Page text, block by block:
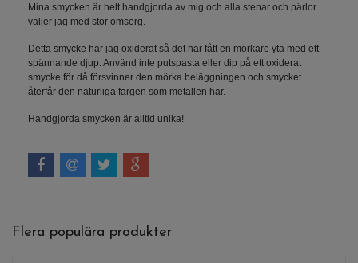
Mina smycken är helt handgjorda av mig och alla stenar och pärlor
väljer jag med stor omsorg.
Detta smycke har jag oxiderat så det har fått en mörkare yta med ett
spännande djup. Använd inte putspasta eller dip på ett oxiderat
smycke för då försvinner den mörka beläggningen och smycket
återfår den naturliga färgen som metallen har.
Handgjorda smycken är alltid unika!
Flera populära produkter